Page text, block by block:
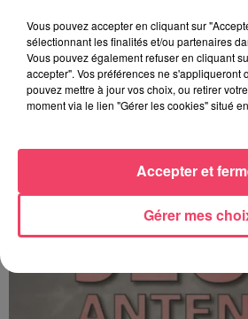
C'est plus ou c'est moins ? - 17 06 2026
Vous pouvez accepter en cliquant sur
sélectionnant les finalités et/ou partenaires
Vous pouvez également refuser en cliquant
accepter". Vos préférences ne s'appliqueront
pouvez mettre à jour vos choix, ou retirer
moment via le lien "Gérer les cookies" situé
Gérer mes
Accepter et